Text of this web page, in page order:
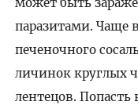
паразитами. Чаще
печеночного
личинок круглых
лентецов.